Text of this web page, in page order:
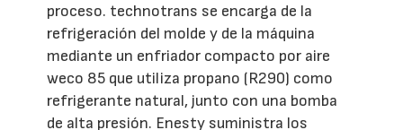
proceso. technotrans se encarga de la
refrigeración del molde y de la máquina
mediante un enfriador compacto por aire
weco 85 que utiliza propano (R290) como
refrigerante natural, junto con una bomba
de alta presión. Enesty suministra los